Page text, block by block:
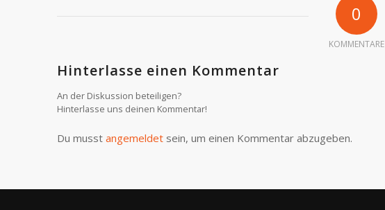
0
KOMMENTARE
Hinterlasse einen Kommentar
An der Diskussion beteiligen?
Hinterlasse uns deinen Kommentar!
Du musst angemeldet sein, um einen Kommentar abzugeben.